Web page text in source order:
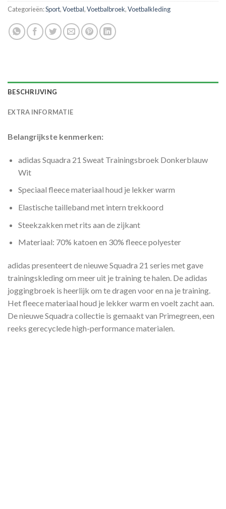
Categorieën:Sport,Voetbal,Voetbalbroek,Voetbalkleding
BESCHRIJVING
EXTRA INFORMATIE
Belangrijkste kenmerken:
adidas Squadra 21 Sweat Trainingsbroek Donkerblauw
Wit
Speciaal fleece materiaal houd je lekker warm
Elastische tailleband met intern trekkoord
Steekzakken met rits aan de zijkant
Materiaal: 70% katoen en 30% fleece polyester
adidas presenteert de nieuwe Squadra 21 series met gave
trainingskleding om meer uit je training te halen. De adidas
joggingbroek is heerlijk om te dragen voor en na je training.
Het fleece materiaal houd je lekker warm en voelt zacht aan.
De nieuwe Squadra collectie is gemaakt van Primegreen, een
reeks gerecyclede high-performance materialen.